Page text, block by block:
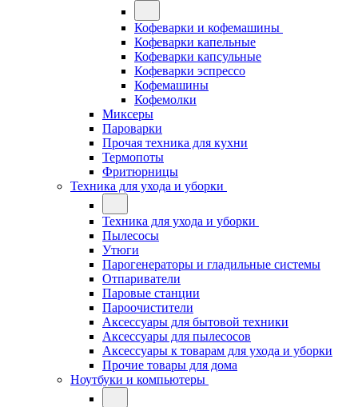
Кофеварки и кофемашины
Кофеварки капельные
Кофеварки капсульные
Кофеварки эспрессо
Кофемашины
Кофемолки
Миксеры
Пароварки
Прочая техника для кухни
Термопоты
Фритюрницы
Техника для ухода и уборки
Техника для ухода и уборки
Пылесосы
Утюги
Парогенераторы и гладильные системы
Отпариватели
Паровые станции
Пароочистители
Аксессуары для бытовой техники
Аксессуары для пылесосов
Аксессуары к товарам для ухода и уборки
Прочие товары для дома
Ноутбуки и компьютеры